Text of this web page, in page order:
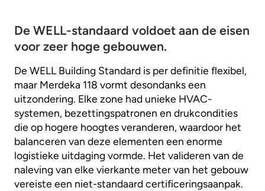
De WELL-standaard voldoet aan de eisen
voor zeer hoge gebouwen.
De WELL Building Standard is per definitie flexibel,
maar Merdeka 118 vormt desondanks een
uitzondering. Elke zone had unieke HVAC-
systemen, bezettingspatronen en drukcondities
die op hogere hoogtes veranderen, waardoor het
balanceren van deze elementen een enorme
logistieke uitdaging vormde. Het valideren van de
naleving van elke vierkante meter van het gebouw
vereiste een niet-standaard certificeringsaanpak.